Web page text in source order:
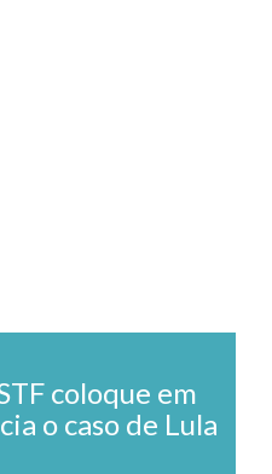
coloque em
o caso de Lula